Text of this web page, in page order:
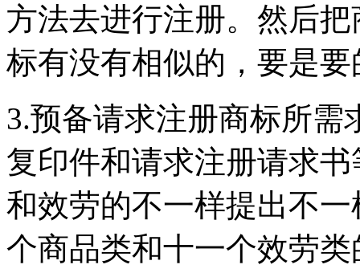
方法去进行注册。然后
标有没有相似的，要是
3.预备请求注册商标所
复印件和请求注册请求
和效劳的不一样提出不
个商品类和十一个效劳